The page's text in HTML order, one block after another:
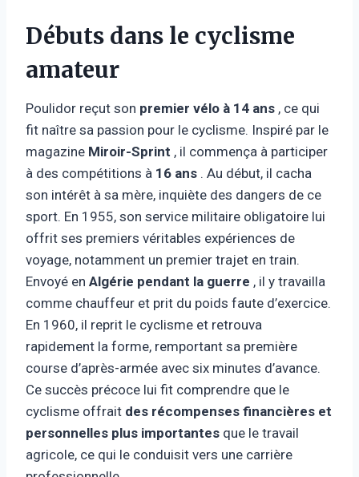
Débuts dans le cyclisme
amateur
Poulidor reçut son premier vélo à 14 ans , ce qui
fit naître sa passion pour le cyclisme. Inspiré par le
magazine Miroir-Sprint , il commença à participer
à des compétitions à 16 ans . Au début, il cacha
son intérêt à sa mère, inquiète des dangers de ce
sport. En 1955, son service militaire obligatoire lui
offrit ses premiers véritables expériences de
voyage, notamment un premier trajet en train.
Envoyé en Algérie pendant la guerre , il y travailla
comme chauffeur et prit du poids faute d’exercice.
En 1960, il reprit le cyclisme et retrouva
rapidement la forme, remportant sa première
course d’après-armée avec six minutes d’avance.
Ce succès précoce lui fit comprendre que le
cyclisme offrait des récompenses financières et
personnelles plus importantes que le travail
agricole, ce qui le conduisit vers une carrière